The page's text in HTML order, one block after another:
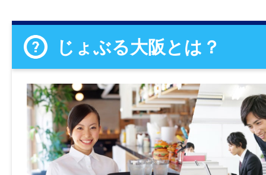
じょぶる大阪とは？